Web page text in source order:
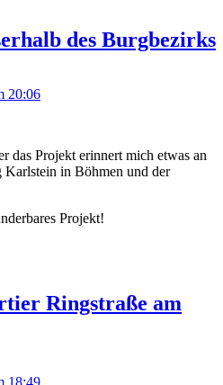
des Burgbezirks
20:06
das Projekt erinnert mich etwas an
Karlstein in Böhmen und der
Projekt!
Ringstraße am
18:49